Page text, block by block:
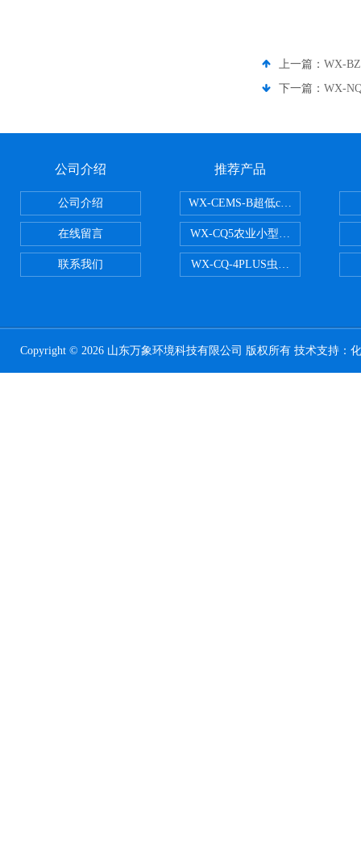
上一篇： WX-
下一篇： WX-
公司介绍
公司介绍
在线留言
联系我们
推荐产品
WX-CEMS-B超低cems烟气监测系
WX-CQ5农业小型气象站
WX-CQ-4PLUS虫情测报灯
Copyright © 2026 山东万象环境科技有限公司 版权所有 技术支持：